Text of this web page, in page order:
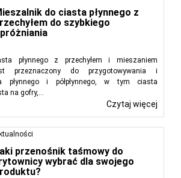
do ciasta płynnego z
do szybkiego
płynnego z przechyłem i mieszaniem
przeznaczony do przygotowywania i
płynnego i półpłynnego, w tym ciasta
na gofry,...
Czytaj więcej
przenośnik taśmowy do
wybrać dla swojego